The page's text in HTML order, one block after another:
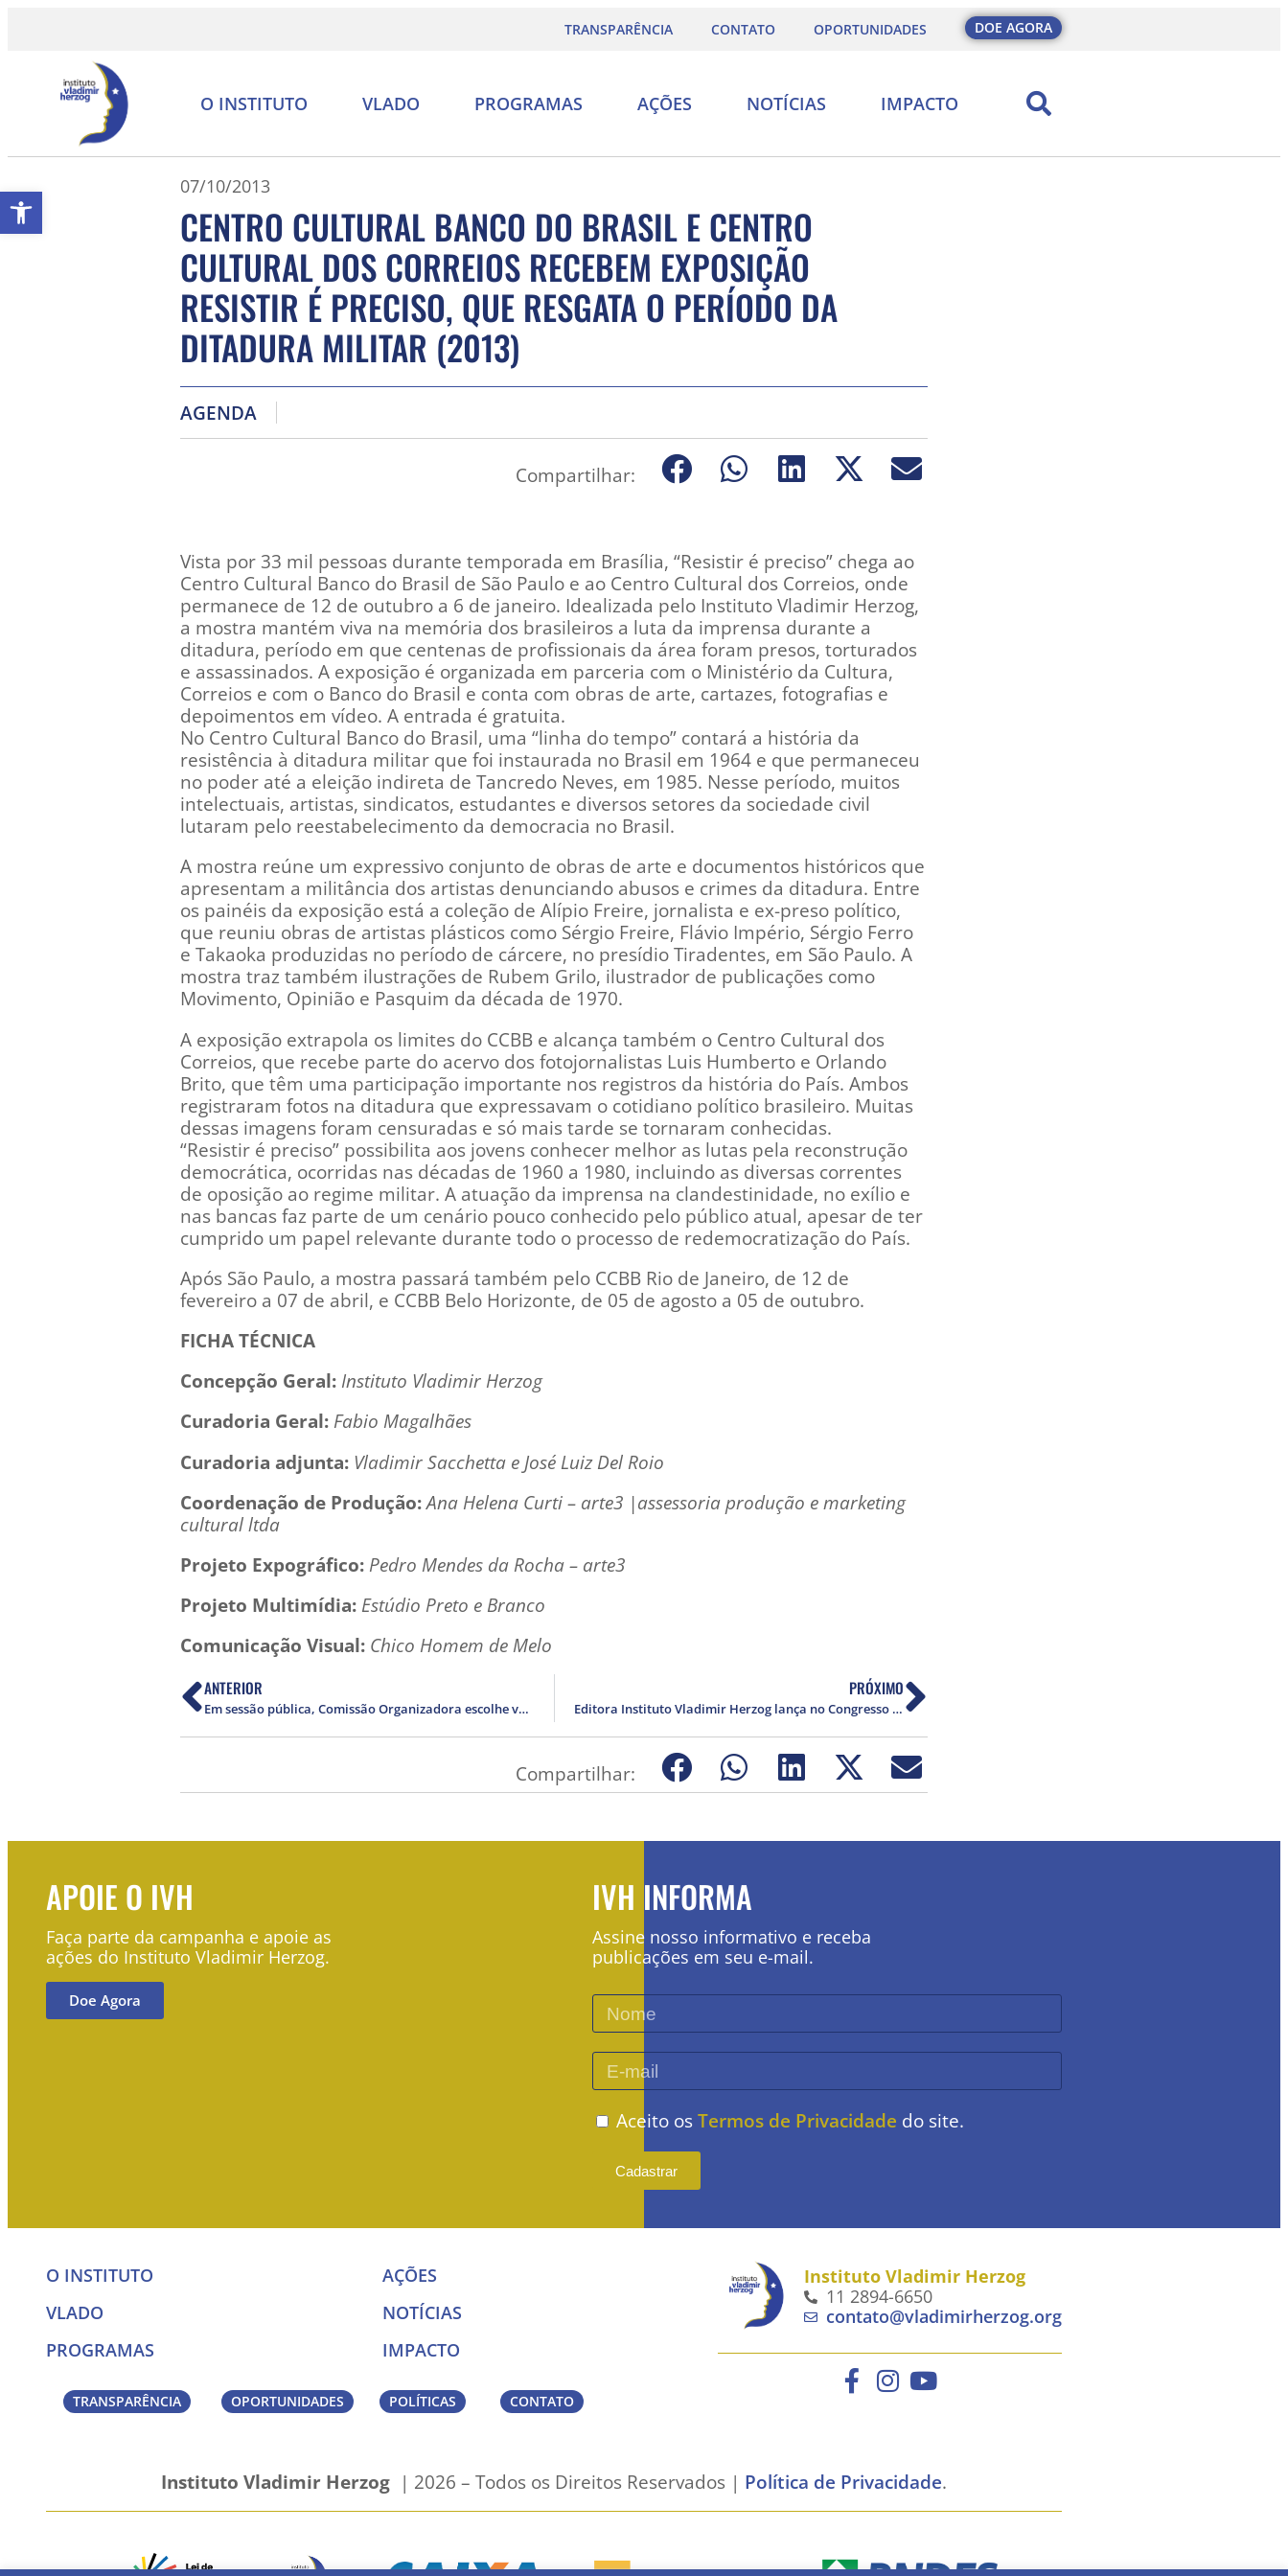
Abrir a barra de ferramentas
TRANSPARÊNCIA CONTATO OPORTUNIDADES DOE AGORA
O INSTITUTO VLADO PROGRAMAS AÇÕES NOTÍCIAS IMPACTO
07/10/2013
CENTRO CULTURAL BANCO DO BRASIL E CENTRO
CULTURAL DOS CORREIOS RECEBEM EXPOSIÇÃO
RESISTIR É PRECISO, QUE RESGATA O PERÍODO DA
DITADURA MILITAR (2013)
AGENDA
Compartilhar:
Vista por 33 mil pessoas durante temporada em Brasília, “Resistir é preciso” chega ao
Centro Cultural Banco do Brasil de São Paulo e ao Centro Cultural dos Correios, onde
permanece de 12 de outubro a 6 de janeiro. Idealizada pelo Instituto Vladimir Herzog,
a mostra mantém viva na memória dos brasileiros a luta da imprensa durante a
ditadura, período em que centenas de profissionais da área foram presos, torturados
e assassinados. A exposição é organizada em parceria com o Ministério da Cultura,
Correios e com o Banco do Brasil e conta com obras de arte, cartazes, fotografias e
depoimentos em vídeo. A entrada é gratuita.
No Centro Cultural Banco do Brasil, uma “linha do tempo” contará a história da
resistência à ditadura militar que foi instaurada no Brasil em 1964 e que permaneceu
no poder até a eleição indireta de Tancredo Neves, em 1985. Nesse período, muitos
intelectuais, artistas, sindicatos, estudantes e diversos setores da sociedade civil
lutaram pelo reestabelecimento da democracia no Brasil.
A mostra reúne um expressivo conjunto de obras de arte e documentos históricos que
apresentam a militância dos artistas denunciando abusos e crimes da ditadura. Entre
os painéis da exposição está a coleção de Alípio Freire, jornalista e ex-preso político,
que reuniu obras de artistas plásticos como Sérgio Freire, Flávio Império, Sérgio Ferro
e Takaoka produzidas no período de cárcere, no presídio Tiradentes, em São Paulo. A
mostra traz também ilustrações de Rubem Grilo, ilustrador de publicações como
Movimento, Opinião e Pasquim da década de 1970.
A exposição extrapola os limites do CCBB e alcança também o Centro Cultural dos
Correios, que recebe parte do acervo dos fotojornalistas Luis Humberto e Orlando
Brito, que têm uma participação importante nos registros da história do País. Ambos
registraram fotos na ditadura que expressavam o cotidiano político brasileiro. Muitas
dessas imagens foram censuradas e só mais tarde se tornaram conhecidas.
“Resistir é preciso” possibilita aos jovens conhecer melhor as lutas pela reconstrução
democrática, ocorridas nas décadas de 1960 a 1980, incluindo as diversas correntes
de oposição ao regime militar. A atuação da imprensa na clandestinidade, no exílio e
nas bancas faz parte de um cenário pouco conhecido pelo público atual, apesar de ter
cumprido um papel relevante durante todo o processo de redemocratização do País.
Após São Paulo, a mostra passará também pelo CCBB Rio de Janeiro, de 12 de
fevereiro a 07 de abril, e CCBB Belo Horizonte, de 05 de agosto a 05 de outubro.
FICHA TÉCNICA
Concepção Geral: Instituto Vladimir Herzog
Curadoria Geral: Fabio Magalhães
Curadoria adjunta: Vladimir Sacchetta e José Luiz Del Roio
Coordenação de Produção:Ana Helena Curti – arte3 |assessoria produção e marketing
cultural ltda
Projeto Expográfico: Pedro Mendes da Rocha – arte3
Projeto Multimídia: Estúdio Preto e Branco
Comunicação Visual: Chico Homem de Melo
ANTERIOR
Em sessão pública, Comissão Organizadora escolhe vencedores da 35a edição do Prêmio Jornalístico Vladimir Herzog de Anistia e Direitos Humanos (2013)
PRÓXIMO
Editora Instituto Vladimir Herzog lança no Congresso Nacional livro comemorativo do 25º aniversário da Constituição de 1988 (2013)
Compartilhar:
APOIE O IVH
Faça parte da campanha e apoie as
ações do Instituto Vladimir Herzog.
Doe Agora
IVH INFORMA
Assine nosso informativo e receba
publicações em seu e-mail.
Aceito osTermos de Privacidade do site.
Cadastrar
O INSTITUTO
VLADO
PROGRAMAS
AÇÕES
NOTÍCIAS
IMPACTO
TRANSPARÊNCIA OPORTUNIDADES POLÍTICAS CONTATO
Instituto Vladimir Herzog
11 2894-6650
contato@vladimirherzog.org
Instituto Vladimir Herzog | 2026 – Todos os Direitos Reservados | Política de Privacidade.